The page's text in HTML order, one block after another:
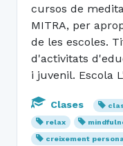
cursos de
MITRA, per
de les escoles.
d'activitats
i juvenil. Escola
Clases
relax
creixement